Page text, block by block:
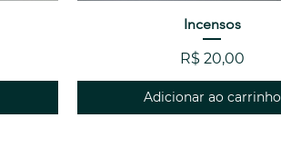
Visualização rápida
Incensos
Preço
R$ 20,00
Adicionar ao carrinho